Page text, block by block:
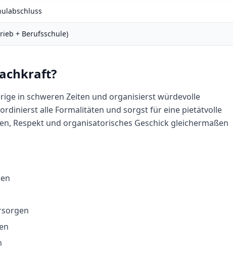
+ Berufsschule)
?
in schweren Zeiten und organisierst würdevolle
alle Formalitäten und sorgst für eine pietätvolle
Respekt und organisatorisches Geschick gleichermaßen